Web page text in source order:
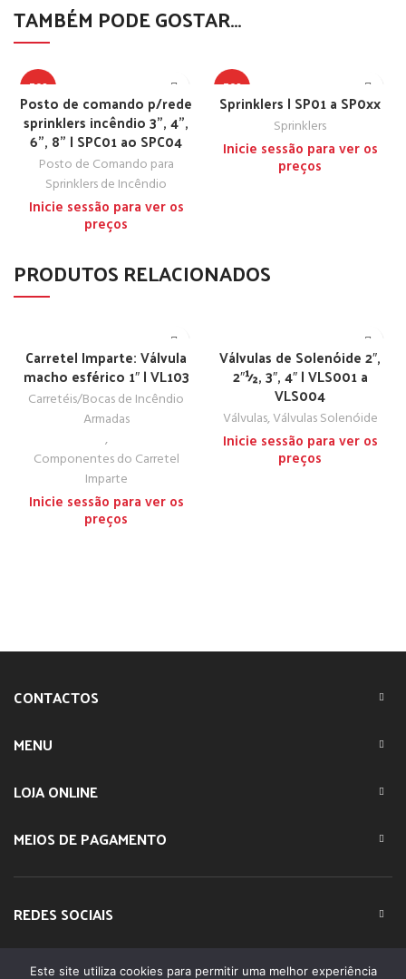
TAMBÉM PODE GOSTAR…
TOP
Posto de comando p/rede
sprinklers incêndio 3”, 4”,
6”, 8” | SPC01 ao SPC04
Posto de Comando para
Sprinklers de Incêndio
Inicie sessão para ver os
preços
TOP
Sprinklers | SP01 a SP0xx
Sprinklers
Inicie sessão para ver os
preços
PRODUTOS RELACIONADOS
Carretel Imparte: Válvula
macho esférico 1″ | VL103
Carretéis/Bocas de Incêndio
Armadas
,
Componentes do Carretel
Imparte
Inicie sessão para ver os
preços
Válvulas de Solenóide 2″,
2″½, 3″, 4″ | VLS001 a
VLS004
Válvulas,Válvulas Solenóide
Inicie sessão para ver os
preços
CONTACTOS
MENU
LOJA ONLINE
MEIOS DE PAGAMENTO
REDES SOCIAIS
Este site utiliza cookies para permitir uma melhor experiência